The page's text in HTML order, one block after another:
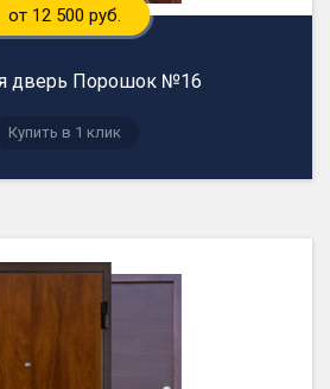
от 12 500 руб.
дверь Порошок №16